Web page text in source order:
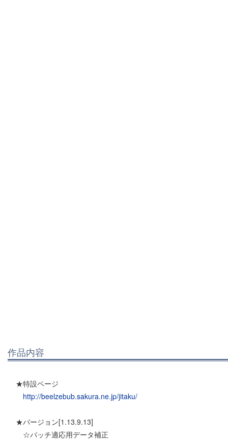
作品内容
★特設ページ
http://beelzebub.sakura.ne.jp/jitaku/
★バージョン[1.13.9.13]
☆パッチ適応用データ補正